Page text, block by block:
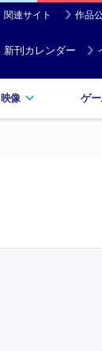
関連サイト 作品
新刊カレンダー
映像 ゲ